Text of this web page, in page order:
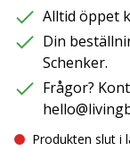
Alltid öppet
Din
Schenker.
Frågor?
Produkten slut i